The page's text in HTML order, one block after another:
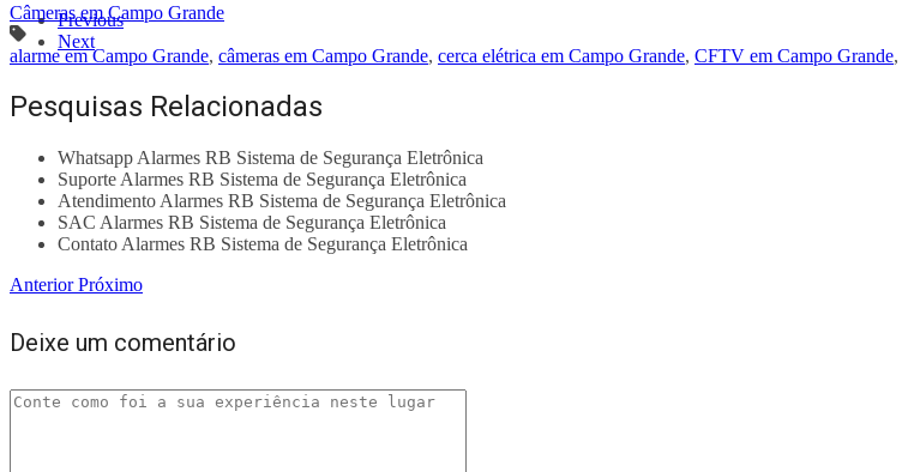
Previous
Next
Câmeras em Campo Grande
alarme em Campo Grande, câmeras em Campo Grande, cerca elétrica em Campo Grande, CFTV em Campo Grande,
Pesquisas Relacionadas
Whatsapp Alarmes RB Sistema de Segurança Eletrônica
Suporte Alarmes RB Sistema de Segurança Eletrônica
Atendimento Alarmes RB Sistema de Segurança Eletrônica
SAC Alarmes RB Sistema de Segurança Eletrônica
Contato Alarmes RB Sistema de Segurança Eletrônica
AnteriorPróximo
Deixe um comentário